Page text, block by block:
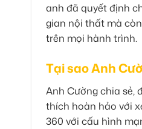
anh đã quyết định
gian nội thất mà
trên mọi hành trình.
Tại sao Anh
Anh Cường chia sẻ,
thích hoàn hảo với
360 với cấu hình